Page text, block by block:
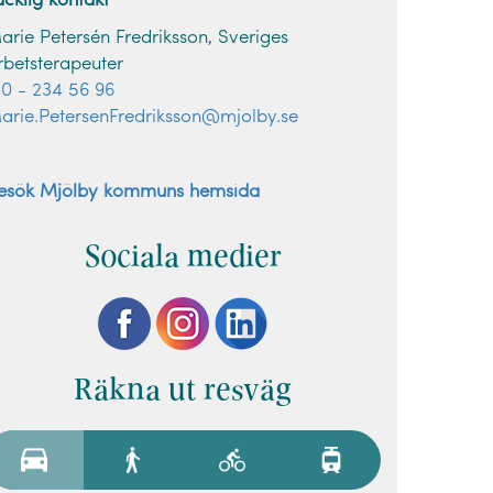
Petersén Fredriksson, Sveriges
- 234 56 96
Mjölby kommuns hemsida
Sociala medier
Räkna ut resväg